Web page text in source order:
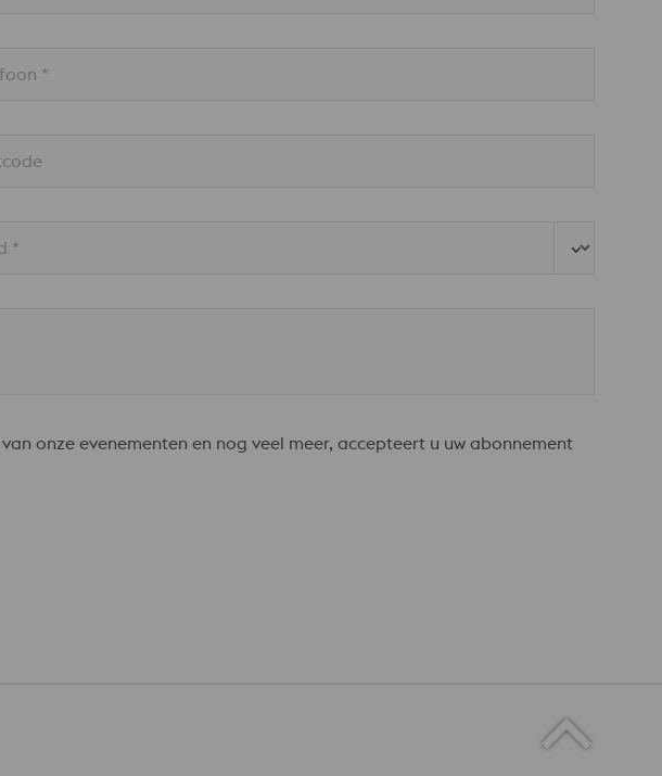
*
*
onze evenementen en nog veel meer, accepteert u uw abonnement